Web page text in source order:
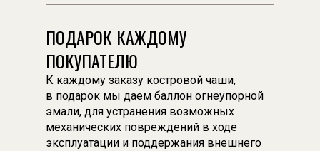
ПОДАРОК КАЖДОМУ
ПОКУПАТЕЛЮ
К каждому заказу костровой чаши,
в подарок мы даем баллон огнеупорной
эмали, для устранения возможных
механических повреждений в ходе
эксплуатации и поддержания внешнего